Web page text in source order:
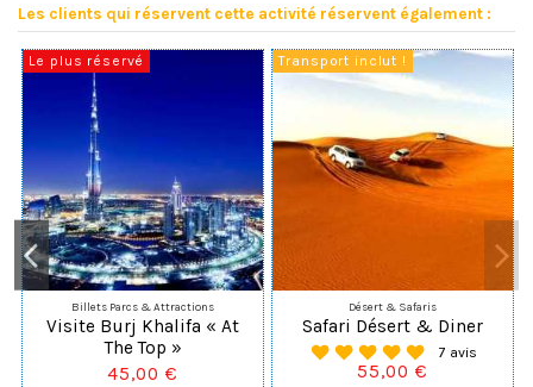
Les clients qui réservent cette activité réservent également :
Le plus réservé
Billets Parcs & Attractions
Visite Burj Khalifa « At
The Top »
45,00 €
Transport inclut !
Désert & Safaris
Safari Désert & Diner
7 avis
55,00 €